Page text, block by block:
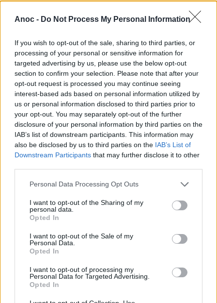
Anoc - Do Not Process My Personal Information
If you wish to opt-out of the sale, sharing to third parties, or
processing of your personal or sensitive information for
targeted advertising by us, please use the below opt-out
section to confirm your selection. Please note that after your
opt-out request is processed you may continue seeing
interest-based ads based on personal information utilized by
us or personal information disclosed to third parties prior to
your opt-out. You may separately opt-out of the further
disclosure of your personal information by third parties on the
IAB’s list of downstream participants. This information may
also be disclosed by us to third parties on the IAB’s List of
Downstream Participants that may further disclose it to other
Personal Data Processing Opt Outs
I want to opt-out of the Sharing of my
personal data.
Opted In
I want to opt-out of the Sale of my
Personal Data.
Opted In
I want to opt-out of processing my
Personal Data for Targeted Advertising.
Opted In
ART Montpellier - Foire Méditerranéenne des
Arts Contemporains
Que vous soyez passionné d'art contemporain, galeriste ou
simple amateur d'art, ART Montpellier, la Foire
Méditerranéenne des Arts Contemporains vous donne
rendez-vous du 16 au 19 novembre 2023 pour 4 jours de